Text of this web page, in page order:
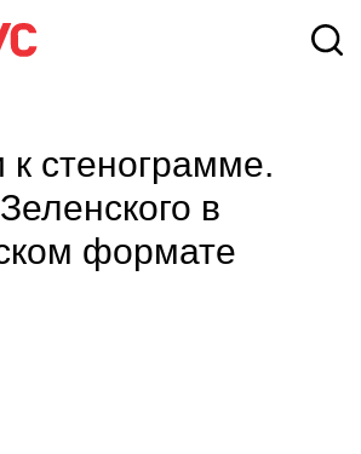
стенограмме.
в
формате